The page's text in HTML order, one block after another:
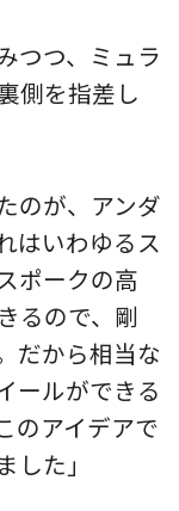
つつ、ミュラ
側を指差し
のが、アンダ
はいわゆるス
ポークの高
るので、剛
だから相当な
ールができる
のアイデアで
た」